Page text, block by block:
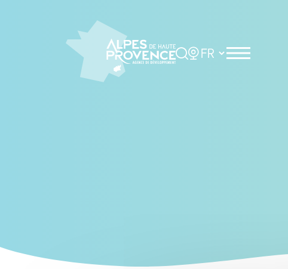
Rechercher
Choisir la langue